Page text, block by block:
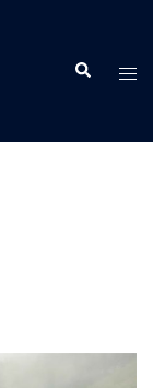
Buscar